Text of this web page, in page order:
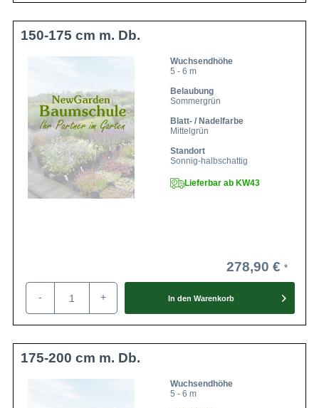
150-175 cm m. Db.
Wuchsendhöhe
5 - 6 m
Belaubung
Sommergrün
Blatt- / Nadelfarbe
Mittelgrün
Standort
Sonnig-halbschattig
Lieferbar ab KW43
278,90 €
- + In den Warenkorb
175-200 cm m. Db.
Wuchsendhöhe
5 - 6 m